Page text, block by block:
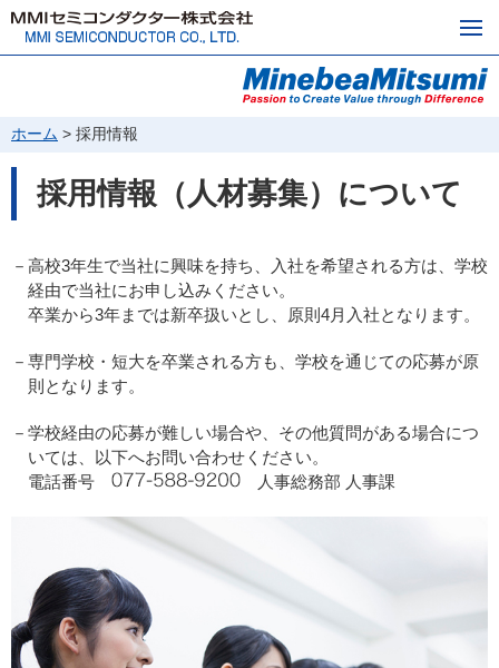
ホーム > 採用情報
採用情報（人材募集）について
－高校3年生で当社に興味を持ち、入社を希望される方は、学校
経由で当社にお申し込みください。
卒業から3年までは新卒扱いとし、原則4月入社となります。
－専門学校・短大を卒業される方も、学校を通じての応募が原
則となります。
－学校経由の応募が難しい場合や、その他質問がある場合につ
いては、以下へお問い合わせください。
電話番号
人事総務部 人事課